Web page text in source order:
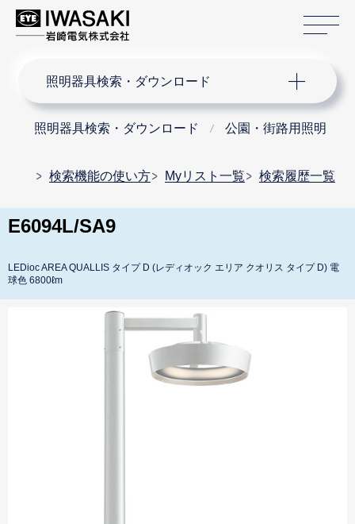
照明器具検索・ダウンロード
照明器具検索・ダウンロード 公園・街路用照明
検索機能の使い方 Myリスト一覧 検索履歴一覧
E6094L/SA9
LEDioc AREA QUALLIS タイプ D (レディオック エリア クオリス タイプ D) 電
球色 6800ℓm